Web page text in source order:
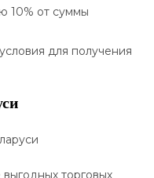
10% от суммы
для получения
торговых